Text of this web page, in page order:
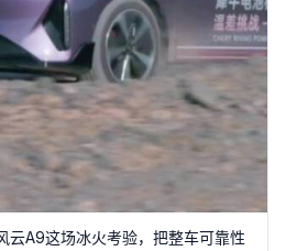
云A9这场冰火考验，把整车可靠性